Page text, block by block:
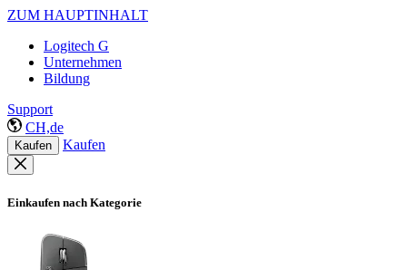
ZUM HAUPTINHALT
Logitech G
Unternehmen
Bildung
Support
CH,de
Kaufen Kaufen
Einkaufen nach Kategorie